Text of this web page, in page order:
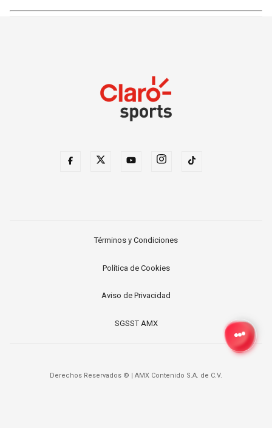
Términos y Condiciones
Política de Cookies
Aviso de Privacidad
SGSST AMX
Derechos Reservados © AMX Contenido S.A. de C.V.